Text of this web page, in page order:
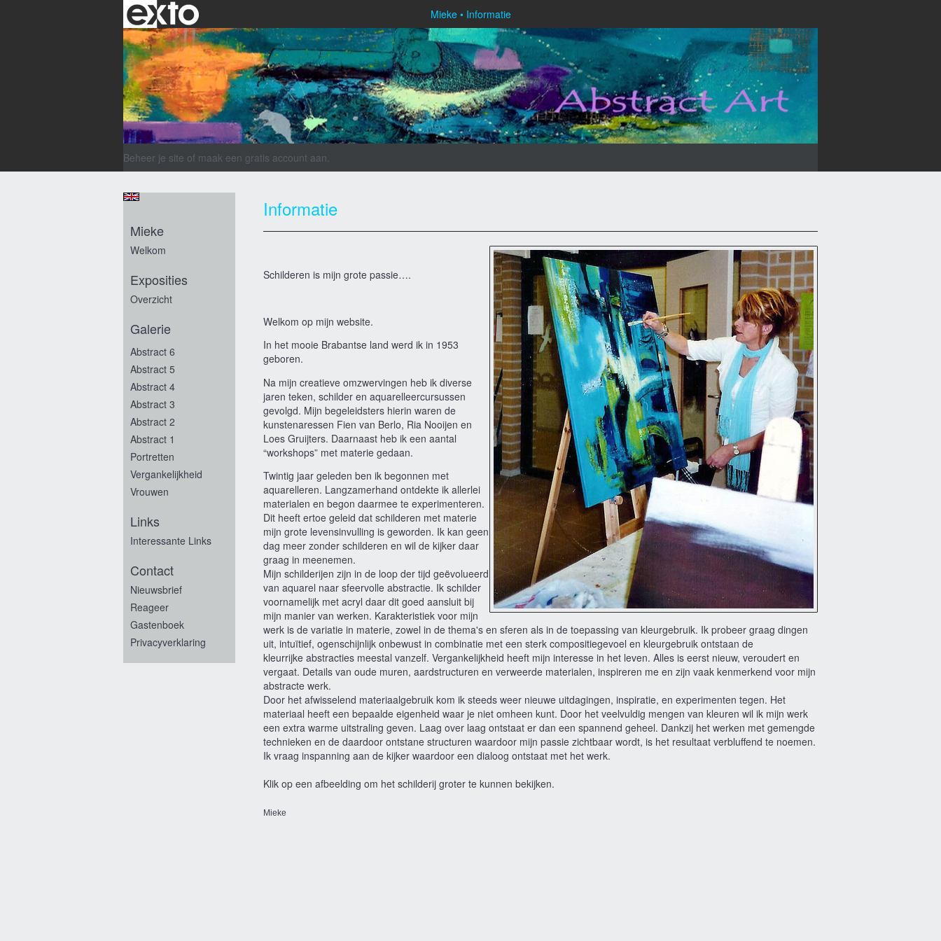
Mieke Informatie
Beheer je site of maak een gratis account aan.
Informatie
Schilderen is mijn grote passie….
Welkom op mijn website.
In het mooie Brabantse land werd ik in 1953
geboren.
Na mijn creatieve omzwervingen heb ik diverse
jaren teken, schilder en aquarelleercursussen
gevolgd. Mijn begeleidsters hierin waren de
kunstenaressen Fien van Berlo, Ria Nooijen en
Loes Gruijters. Daarnaast heb ik een aantal
“workshops” met materie gedaan.
Twintig jaar geleden ben ik begonnen met
aquarelleren. Langzamerhand ontdekte ik allerlei
materialen en begon daarmee te experimenteren.
Dit heeft ertoe geleid dat schilderen met materie
mijn grote levensinvulling is geworden. Ik kan geen
dag meer zonder schilderen en wil de kijker daar
graag in meenemen.
Mijn schilderijen zijn in de loop der tijd geëvolueerd
van aquarel naar sfeervolle abstractie. Ik schilder
voornamelijk met acryl daar dit goed aansluit bij
mijn manier van werken. Karakteristiek voor mijn
werk is de variatie in materie, zowel in de thema's en sferen als in de toepassing van kleurgebruik. Ik probeer graag dingen
uit, intuïtief, ogenschijnlijk onbewust in combinatie met een sterk compositiegevoel en kleurgebruik ontstaan de
kleurrijke abstracties meestal vanzelf. Vergankelijkheid heeft mijn interesse in het leven. Alles is eerst nieuw, veroudert en
vergaat. Details van oude muren, aardstructuren en verweerde materialen, inspireren me en zijn vaak kenmerkend voor mijn
abstracte werk.
Door het afwisselend materiaalgebruik kom ik steeds weer nieuwe uitdagingen, inspiratie, en experimenten tegen. Het
materiaal heeft een bepaalde eigenheid waar je niet omheen kunt. Door het veelvuldig mengen van kleuren wil ik mijn werk
een extra warme uitstraling geven. Laag over laag ontstaat er dan een spannend geheel. Dankzij het werken met gemengde
technieken en de daardoor ontstane structuren waardoor mijn passie zichtbaar wordt, is het resultaat verbluffend te noemen.
Ik vraag inspanning aan de kijker waardoor een dialoog ontstaat met het werk.
Klik op een afbeelding om het schilderij groter te kunnen bekijken.
Mieke
Mieke
Welkom
Exposities
Overzicht
Galerie
Abstract 6
Abstract 5
Abstract 4
Abstract 3
Abstract 2
Abstract 1
Portretten
Vergankelijkheid
Vrouwen
Links
Interessante Links
Contact
Nieuwsbrief
Reageer
Gastenboek
Privacyverklaring